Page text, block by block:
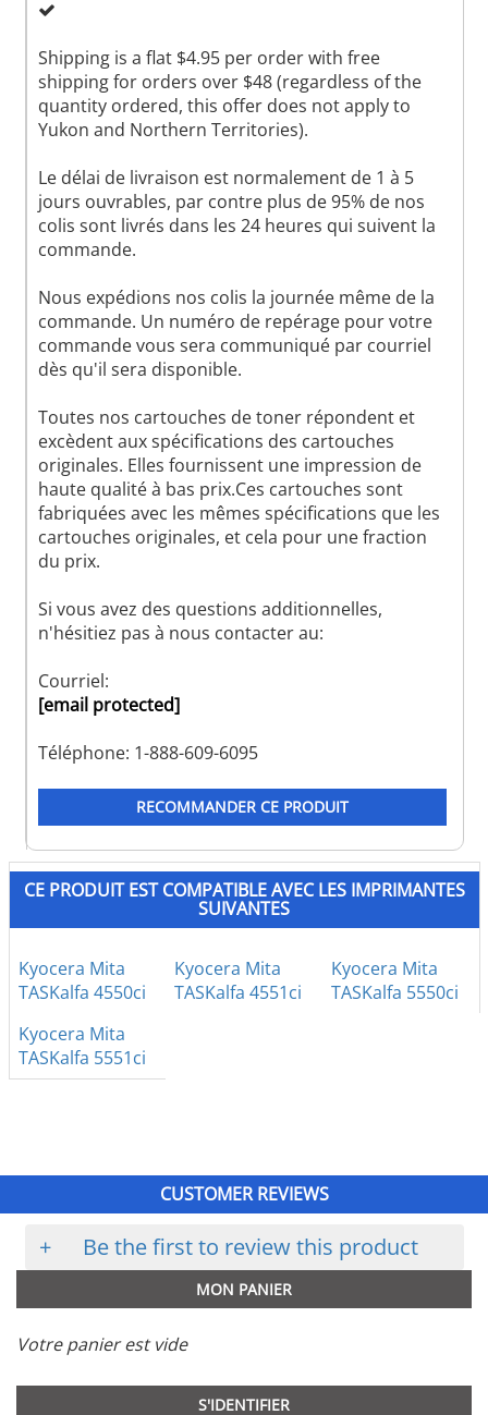
Shipping is a flat $4.95 per order with free
shipping for orders over $48 (regardless of the
quantity ordered, this offer does not apply to
Yukon and Northern Territories).
Le délai de livraison est normalement de 1 à 5
jours ouvrables, par contre plus de 95% de nos
colis sont livrés dans les 24 heures qui suivent la
commande.
Nous expédions nos colis la journée même de la
commande. Un numéro de repérage pour votre
commande vous sera communiqué par courriel
dès qu'il sera disponible.
Toutes nos cartouches de toner répondent et
excèdent aux spécifications des cartouches
originales. Elles fournissent une impression de
haute qualité à bas prix.Ces cartouches sont
fabriquées avec les mêmes spécifications que les
cartouches originales, et cela pour une fraction
du prix.
Si vous avez des questions additionnelles,
n'hésitiez pas à nous contacter au:
Courriel:
[email protected]
Téléphone: 1-888-609-6095
RECOMMANDER CE PRODUIT
CE PRODUIT EST COMPATIBLE AVEC LES IMPRIMANTES
SUIVANTES
Kyocera Mita
TASKalfa 4550ci
Kyocera Mita
TASKalfa 4551ci
Kyocera Mita
TASKalfa 5550ci
Kyocera Mita
TASKalfa 5551ci
CUSTOMER REVIEWS
+ Be the first to review this product
MON PANIER
Votre panier est vide
S'IDENTIFIER